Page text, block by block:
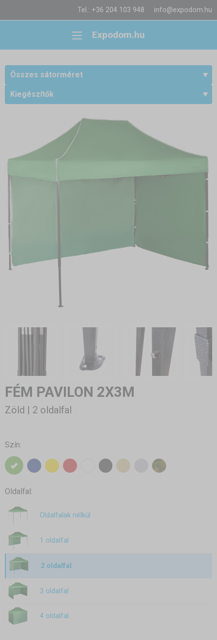
Tel.: +36 204 103 948 info@expodom.hu
Expodom.hu
Összes sátorméret
Kiegészítők
FÉM PAVILON 2X3M
Zöld | 2 oldalfal
Szín:
Oldalfal:
Oldalfalak nélkül
1 oldalfal
2 oldalfal
3 oldalfal
4 oldalfal